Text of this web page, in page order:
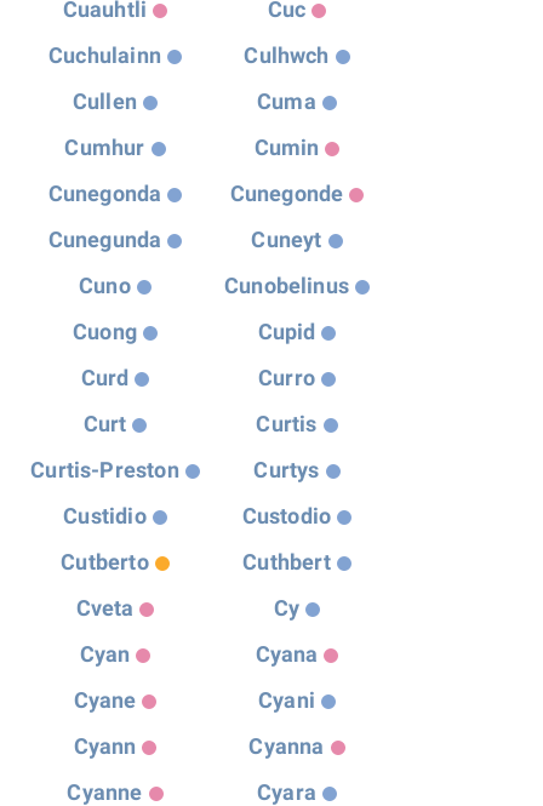
Cuauhtli
Cuc
Cuchulainn
Culhwch
Cullen
Cuma
Cumhur
Cumin
Cunegonda
Cunegonde
Cunegunda
Cuneyt
Cuno
Cunobelinus
Cuong
Cupid
Curd
Curro
Curt
Curtis
Curtis-Preston
Curtys
Custidio
Custodio
Cutberto
Cuthbert
Cveta
Cy
Cyan
Cyana
Cyane
Cyani
Cyann
Cyanna
Cyanne
Cyara